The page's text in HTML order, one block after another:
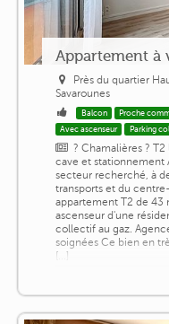
Appartement à
Près du quartier
Savarounes
Balcon Proche
Avec ascenseur
Parking
? Chamalières ?
cave et stationnement
secteur recherché, à
transports et du
appartement T2 de 43
ascenseur d'une
collectif au gaz.
soignées Ce bien en
[...]